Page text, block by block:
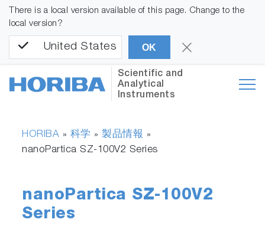
There is a local version available of this page. Change to the
local version?
United States OK
Scientific and
Analytical
Instruments
HORIBA » 科学 »製品情報 »
nanoPartica SZ-100V2 Series
nanoPartica SZ-100V2
Series